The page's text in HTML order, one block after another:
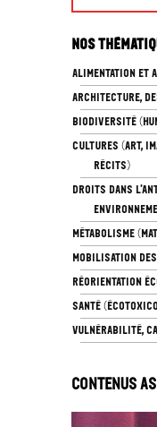
Nos
ALIMENTATION ET
ARCHITECTURE,
BIODIVERSITÉ
CULTURES (ART,
RÉCITS)
DROITS DANS
MÉTABOLISME
MOBILISATION
RÉORIENTATION
SANTÉ
VULNÉRABILITÉ,
Contenus